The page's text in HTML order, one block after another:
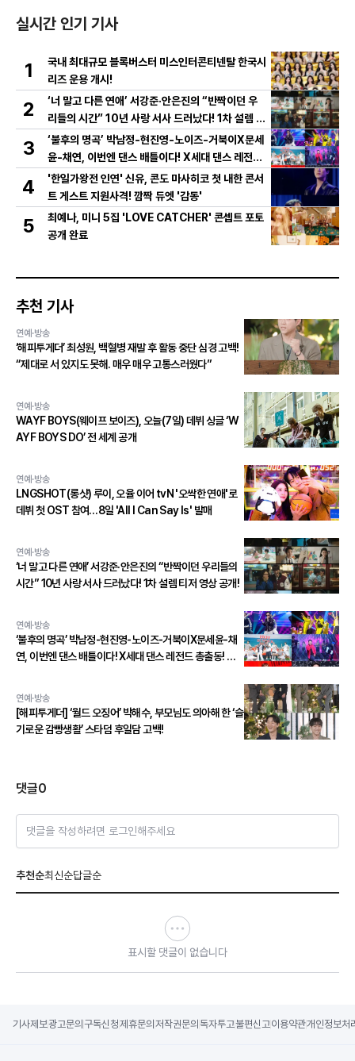
실시간 인기 기사
1
국내 최대규모 블록버스터 미스인터콘티넨탈 한국시
리즈 운용 개시!
2
‘너 말고 다른 연애’ 서강준·안은진의 “반짝이던 우
리들의 시간” 10년 사랑 서사 드러났다! 1차 설렘 티
저 영상 공개!
3
‘불후의 명곡’ 박남정-현진영-노이즈-거북이X문세
윤-채연, 이번엔 댄스 배틀이다! X세대 댄스 레전드
총출동! 댄스 본능 깨운다!
4
'한일가왕전 인연' 신유, 콘도 마사히코 첫 내한 콘서
트 게스트 지원사격! 깜짝 듀엣 '감동'
5
최예나, 미니 5집 'LOVE CATCHER' 콘셉트 포토
공개 완료
추천 기사
연예·방송
‘해피투게더’ 최성원, 백혈병 재발 후 활동 중단 심경 고백!
“제대로 서 있지도 못해. 매우 매우 고통스러웠다”
연예·방송
WAYF BOYS(웨이프 보이즈), 오늘(7일) 데뷔 싱글 ‘W
AYF BOYS DO’ 전 세계 공개
연예·방송
LNGSHOT(롱샷) 루이, 오율 이어 tvN '오싹한 연애'로
데뷔 첫 OST 참여…8일 'All I Can Say Is' 발매
연예·방송
‘너 말고 다른 연애’ 서강준·안은진의 “반짝이던 우리들의
시간” 10년 사랑 서사 드러났다! 1차 설렘 티저 영상 공개!
연예·방송
‘불후의 명곡’ 박남정-현진영-노이즈-거북이X문세윤-채
연, 이번엔 댄스 배틀이다! X세대 댄스 레전드 총출동! 댄
연예·방송
[해피투게더] ‘월드 오징어’ 박해수, 부모님도 의아해 한 ‘슬
기로운 감빵생활’ 스타덤 후일담 고백!
댓글0
댓글을 작성하려면 로그인해주세요
추천순최신순답글순
표시할 댓글이 없습니다
기사제보광고문의 구독신청제휴문의 저작권문의 독자투고불편신고이용약관개인정보처